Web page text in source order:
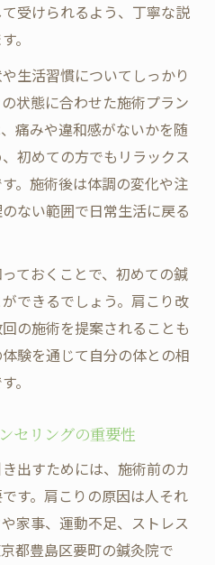
受けられるよう、丁寧な説
。
生活習慣についてしっかり
状態に合わせた施術プラン
痛みや違和感がないかを随
初めての方でもリラックス
。施術後は体調の変化や注
ない範囲で日常生活に戻る
ておくことで、初めての鍼
できるでしょう。肩こり改
の施術を提案されることも
験を通じて自分の体との相
。
セリングの重要性
出すためには、施術前のカ
す。肩こりの原因は人それ
家事、運動不足、ストレス
都豊島区要町の鍼灸院で